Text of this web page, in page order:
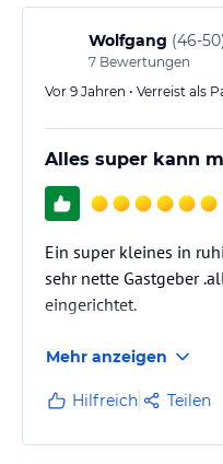
Wolfgang (46-50
7 Bewertungen
Vor 9 Jahren • Verreist als
Alles super kann
Ein super kleines in
sehr nette Gastgeber
eingerichtet.
Mehr anzeigen
Hilfreich Teilen